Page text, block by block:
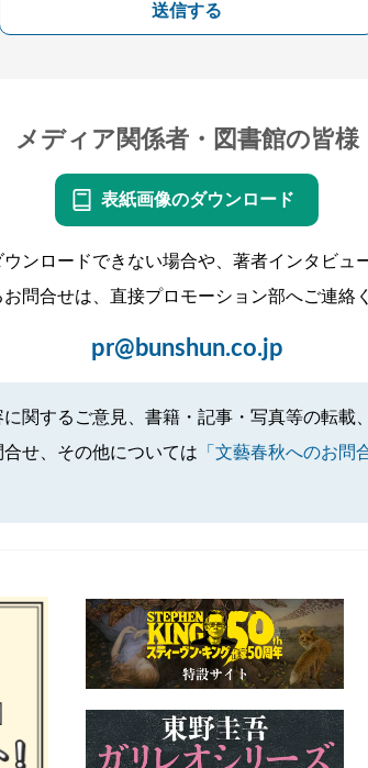
送信する
メディア関係者・図書館の皆様
表紙画像のダウンロード
ンロードできない場合や、著者インタビュ
問合せは、直接プロモーション部へご連絡
pr@bunshun.co.jp
関するご意見、書籍・記事・写真等の転載
せ、その他については 「文藝春秋へのお問